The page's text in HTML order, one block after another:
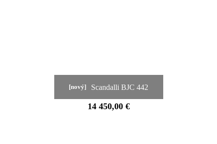
[nový] Scandalli BJC 442
14 450,00 €